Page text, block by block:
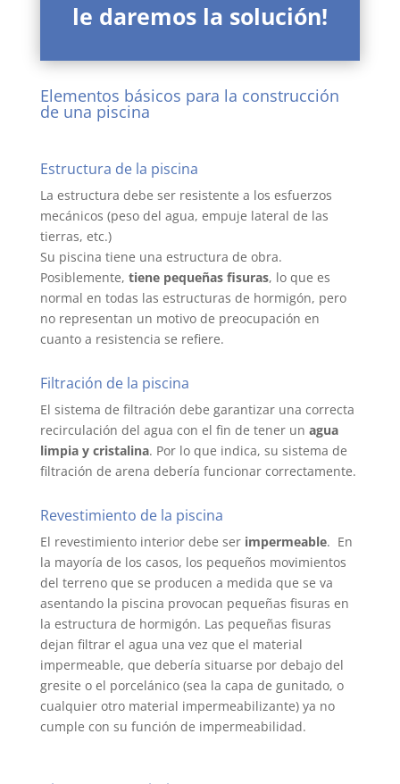
le daremos la solución!
Elementos básicos para la construcción
de una piscina
Estructura de la piscina
La estructura debe ser resistente a los esfuerzos
mecánicos (peso del agua, empuje lateral de las
tierras, etc.)
Su piscina tiene una estructura de obra.
Posiblemente, tiene pequeñas fisuras, lo que es
normal en todas las estructuras de hormigón, pero
no representan un motivo de preocupación en
cuanto a resistencia se refiere.
Filtración de la piscina
El sistema de filtración debe garantizar una correcta
recirculación del agua con el fin de tener un agua
limpia y cristalina. Por lo que indica, su sistema de
filtración de arena debería funcionar correctamente.
Revestimiento de la piscina
El revestimiento interior debe ser impermeable. En
la mayoría de los casos, los pequeños movimientos
del terreno que se producen a medida que se va
asentando la piscina provocan pequeñas fisuras en
la estructura de hormigón. Las pequeñas fisuras
dejan filtrar el agua una vez que el material
impermeable, que debería situarse por debajo del
gresite o el porcelánico (sea la capa de gunitado, o
cualquier otro material impermeabilizante) ya no
cumple con su función de impermeabilidad.